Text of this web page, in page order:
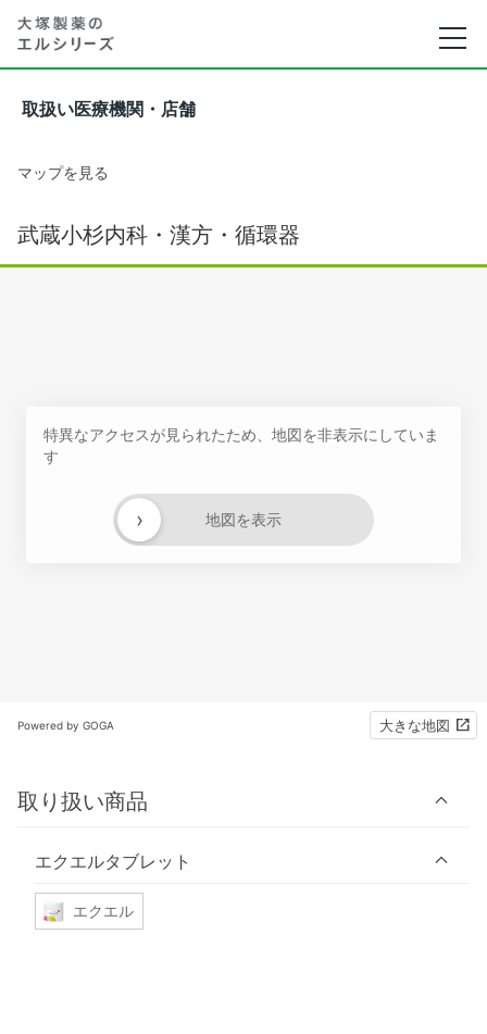
取扱い医療機関・店舗
マップを見る
武蔵小杉内科・漢方・循環器
特異なアクセスが見られたため、地図を非表示にしていま
す
地図を表示
›
Powered by GOGA 大きな地図
取り扱い商品
エクエルタブレット
エクエル